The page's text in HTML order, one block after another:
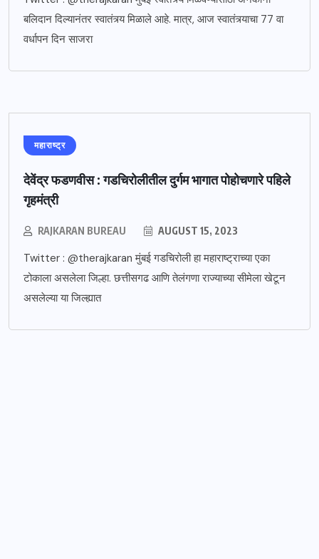
बलिदान दिल्यानंतर स्वातंत्र्य मिळाले आहे. मात्र, आज स्वातंत्र्याचा 77 वा
वर्धापन दिन साजरा
महाराष्ट्र
देवेंद्र फडणवीस : गडचिरोलीतील दुर्गम भागात पोहोचणारे पहिले
गृहमंत्री
RAJKARAN BUREAU AUGUST 15, 2023
Twitter : @therajkaran मुंबई गडचिरोली हा महाराष्ट्राच्या एका
टोकाला असलेला जिल्हा. छत्तीसगढ आणि तेलंगणा राज्याच्या सीमेला खेटून
असलेल्या या जिल्ह्यात